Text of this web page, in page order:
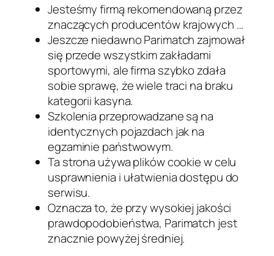
Jesteśmy firmą rekomendowaną przez
znaczących producentów krajowych …
Jeszcze niedawno Parimatch zajmował
się przede wszystkim zakładami
sportowymi, ale firma szybko zdała
sobie sprawę, że wiele traci na braku
kategorii kasyna.
Szkolenia przeprowadzane są na
identycznych pojazdach jak na
egzaminie państwowym.
Ta strona używa plików cookie w celu
usprawnienia i ułatwienia dostępu do
serwisu.
Oznacza to, że przy wysokiej jakości
prawdopodobieństwa, Parimatch jest
znacznie powyżej średniej.